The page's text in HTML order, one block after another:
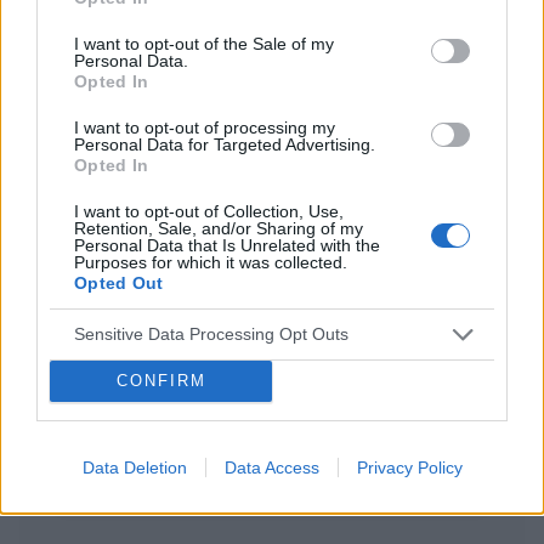
I want to opt-out of the Sale of my
Personal Data.
Opted In
I want to opt-out of processing my
Personal Data for Targeted Advertising.
Opted In
I want to opt-out of Collection, Use,
Retention, Sale, and/or Sharing of my
Personal Data that Is Unrelated with the
Purposes for which it was collected.
Opted Out
Sensitive Data Processing Opt Outs
CONFIRM
Data Deletion Data Access Privacy Policy
Pytanie
Wczoraj 28.06) przez pomyłkę usunęłam krążek
powinnam usunąć go dopiero 05 lipca, a nie
wczoraj. Pomyliłam się. wczoraj odbyłam
tabletki”dzień po” (ella 30mg) i je użyłam. Nie
mam kolejnego krążka. do polski wrócę dopiero
w sobotę. powinnam zrobić teraz 7 dni przerwy i
włożyć nowy krążek w następną niedzielę? Czy
Forum:Ginekologia - specjalista radzi, dla
w_kob_1111
Zmiana tabloetek z Orliflique na Elliade
Od prawie 5 lat przyjmuję tabletki
mam pęcherzyk/torbiel, która w ciągu roku z 2
zasugerowała mi zmianę tabletek na Elliade,
Forum:Antykoncepcja